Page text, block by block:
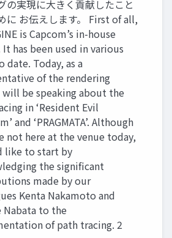
の実現に大きく貢献したこと
に お伝えします。 First of all,
is Capcom’s in-house
It has been used in various
date. Today, as a
of the rendering
will be speaking about the
in ‘Resident Evil
and ‘PRAGMATA’. Although
not here at the venue today,
like to start by
the significant
made by our
Kenta Nakamoto and
Nabata to the
of path tracing. 2